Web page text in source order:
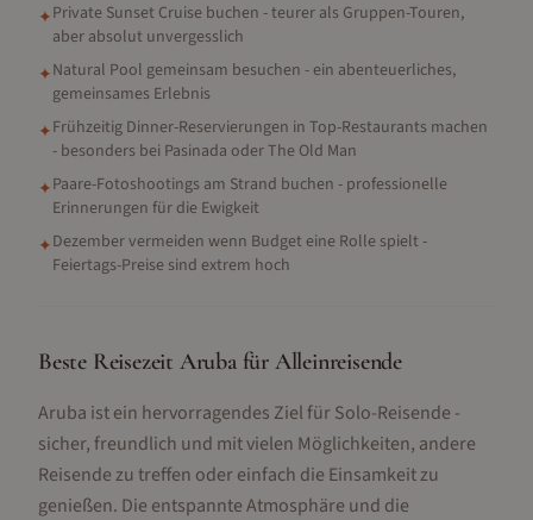
✦Private Sunset Cruise buchen - teurer als Gruppen-Touren,
aber absolut unvergesslich
✦Natural Pool gemeinsam besuchen - ein abenteuerliches,
gemeinsames Erlebnis
✦Frühzeitig Dinner-Reservierungen in Top-Restaurants machen
- besonders bei Pasinada oder The Old Man
✦Paare-Fotoshootings am Strand buchen - professionelle
Erinnerungen für die Ewigkeit
✦Dezember vermeiden wenn Budget eine Rolle spielt -
Feiertags-Preise sind extrem hoch
Beste Reisezeit Aruba für Alleinreisende
Aruba ist ein hervorragendes Ziel für Solo-Reisende -
sicher, freundlich und mit vielen Möglichkeiten, andere
Reisende zu treffen oder einfach die Einsamkeit zu
genießen. Die entspannte Atmosphäre und die